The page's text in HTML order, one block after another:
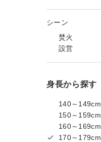
シーン
焚火
設営
身長から探す
140～149cm
150～159cm
160～169cm
170～179cm